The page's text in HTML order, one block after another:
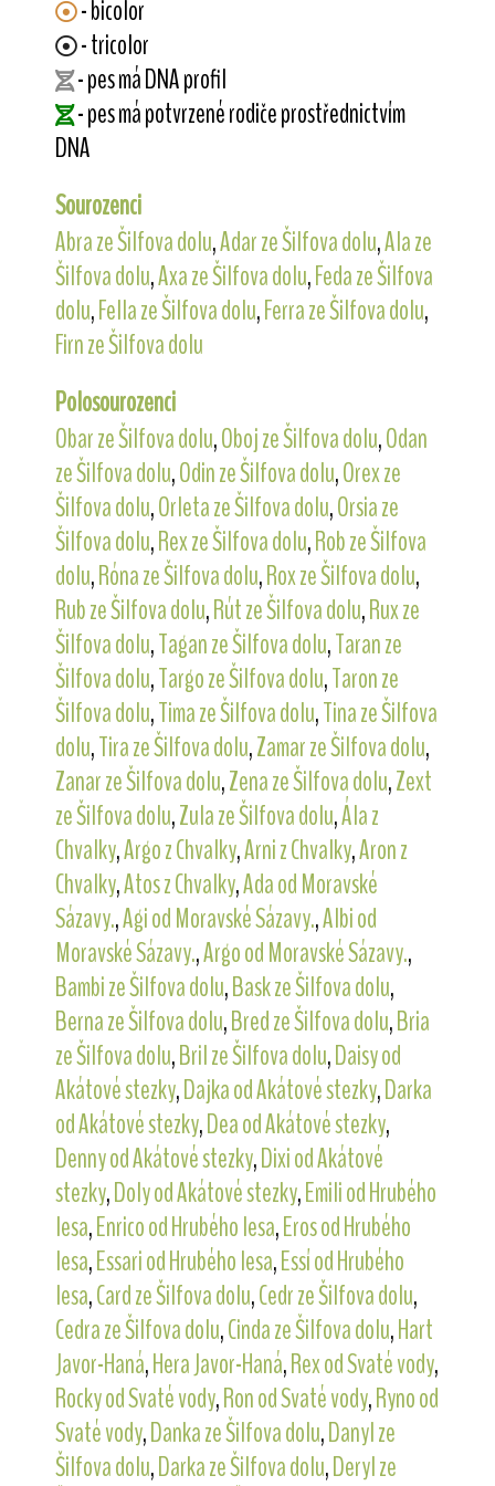
- bicolor
- tricolor
- pes má DNA profil
- pes má potvrzené rodiče prostřednictvím
DNA
Sourozenci
Abra ze Šilfova dolu,Adar ze Šilfova dolu,Ala ze
Šilfova dolu,Axa ze Šilfova dolu,Feda ze Šilfova
dolu,Fella ze Šilfova dolu,Ferra ze Šilfova dolu,
Firn ze Šilfova dolu
Polosourozenci
Obar ze Šilfova dolu,Oboj ze Šilfova dolu,Odan
ze Šilfova dolu,Odin ze Šilfova dolu,Orex ze
Šilfova dolu,Orleta ze Šilfova dolu,Orsia ze
Šilfova dolu,Rex ze Šilfova dolu,Rob ze Šilfova
dolu,Róna ze Šilfova dolu,Rox ze Šilfova dolu,
Rub ze Šilfova dolu,Rút ze Šilfova dolu,Rux ze
Šilfova dolu,Tagan ze Šilfova dolu,Taran ze
Šilfova dolu,Targo ze Šilfova dolu,Taron ze
Šilfova dolu,Tima ze Šilfova dolu,Tina ze Šilfova
dolu,Tira ze Šilfova dolu,Zamar ze Šilfova dolu,
Zanar ze Šilfova dolu,Zena ze Šilfova dolu,Zext
ze Šilfova dolu,Zula ze Šilfova dolu,Ála z
Chvalky,Argo z Chvalky,Arni z Chvalky,Aron z
Chvalky,Atos z Chvalky,Ada od Moravské
Sázavy.,Agi od Moravské Sázavy.,Albi od
Moravské Sázavy.,Argo od Moravské Sázavy.,
Bambi ze Šilfova dolu,Bask ze Šilfova dolu,
Berna ze Šilfova dolu,Bred ze Šilfova dolu,Bria
ze Šilfova dolu,Bril ze Šilfova dolu,Daisy od
Akátové stezky,Dajka od Akátové stezky,Darka
od Akátové stezky,Dea od Akátové stezky,
Denny od Akátové stezky,Dixi od Akátové
stezky,Doly od Akátové stezky,Emili od Hrubého
lesa,Enrico od Hrubého lesa,Eros od Hrubého
lesa,Essari od Hrubého lesa,Essí od Hrubého
lesa,Card ze Šilfova dolu,Cedr ze Šilfova dolu,
Cedra ze Šilfova dolu,Cinda ze Šilfova dolu,Hart
Javor-Haná,Hera Javor-Haná,Rex od Svaté vody,
Rocky od Svaté vody,Ron od Svaté vody,Ryno od
Svaté vody,Danka ze Šilfova dolu,Danyl ze
Šilfova dolu,Darka ze Šilfova dolu,Deryl ze